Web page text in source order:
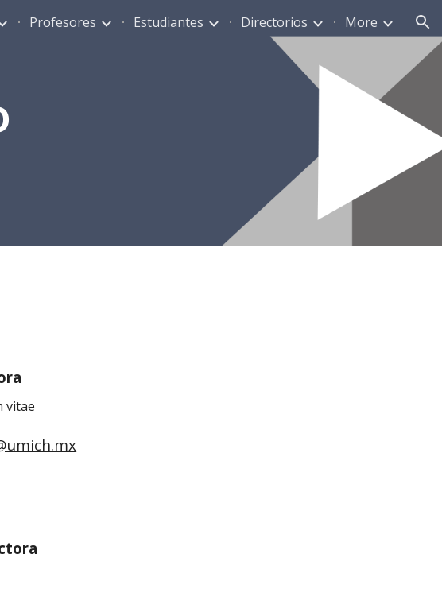
Skip to navigation
Profesores Estudiantes Directorios More
vitae